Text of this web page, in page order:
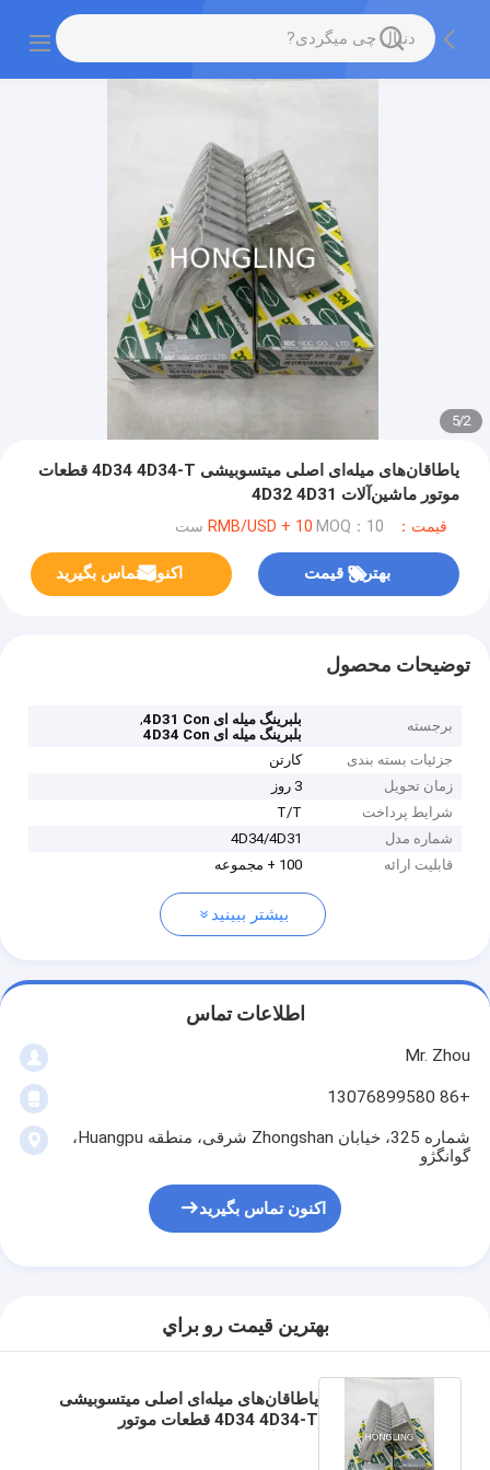
2
/
5
یاطاقان‌های میله‌ای اصلی میتسوبیشی 4D34 4D34-T قطعات
موتور ماشین‌آلات 4D32 4D31
قیمت：RMB/USD + 10 MOQ：10 ست
بهترین قیمت اکنون تماس بگیرید
توضیحات محصول
برجسته بلبرینگ میله ای 4D31 Con
,
بلبرینگ میله ای 4D34 Con
جزئیات بسته بندی
کارتن
زمان تحویل
3 روز
شرایط پرداخت
T/T
شماره مدل
4D34/4D31
قابلیت ارائه
100 + مجموعه
بیشتر ببینید
اطلاعات تماس
Mr. Zhou
+86 13076899580
شماره 325، خیابان Zhongshan شرقی، منطقه Huangpu،
گوانگژو
اکنون تماس بگیرید
بهترين قيمت رو براي
یاطاقان‌های میله‌ای اصلی میتسوبیشی
4D34 4D34-T قطعات موتور